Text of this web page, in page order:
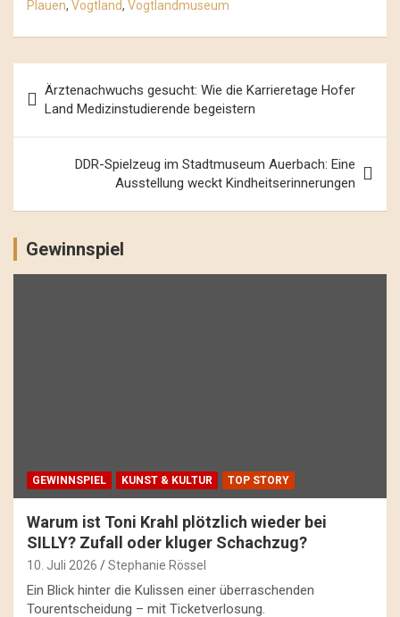
Plauen, Vogtland, Vogtlandmuseum
Navigation
Ärztenachwuchs gesucht: Wie die Karrieretage Hofer
Land Medizinstudierende begeistern
DDR-Spielzeug im Stadtmuseum Auerbach: Eine
Ausstellung weckt Kindheitserinnerungen
Gewinnspiel
GEWINNSPIEL KUNST & KULTUR TOP STORY
Warum ist Toni Krahl plötzlich wieder bei
SILLY? Zufall oder kluger Schachzug?
10. Juli 2026 Stephanie Rössel
Ein Blick hinter die Kulissen einer überraschenden
Tourentscheidung – mit Ticketverlosung.